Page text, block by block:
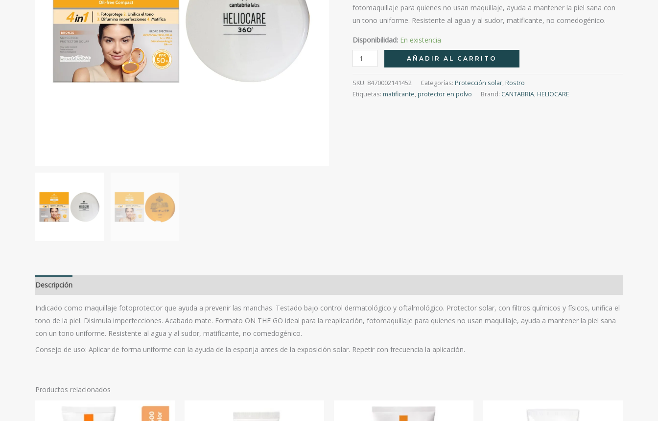
fotomaquillaje para quienes no usan maquillaje, ayuda a mantener la piel sana con
un tono uniforme. Resistente al agua y al sudor, matificante, no comedogénico.
Disponibilidad: En existencia
Heliocare
360º
Oil-
Free
AÑADIR AL CARRITO
SKU: 8470002141452 Categorías: Protección solar,Rostro
Etiquetas: matificante,protector en polvo Brand: CANTABRIA,HELIOCARE
Descripción
Indicado como maquillaje fotoprotector que ayuda a prevenir las manchas. Testado bajo control dermatológico y oftalmológico. Protector solar, con filtros químicos y físicos, unifica el
tono de la piel. Disimula imperfecciones. Acabado mate. Formato ON THE GO ideal para la reaplicación, fotomaquillaje para quienes no usan maquillaje, ayuda a mantener la piel sana
con un tono uniforme. Resistente al agua y al sudor, matificante, no comedogénico.
Consejo de uso: Aplicar de forma uniforme con la ayuda de la esponja antes de la exposición solar. Repetir con frecuencia la aplicación.
Productos relacionados